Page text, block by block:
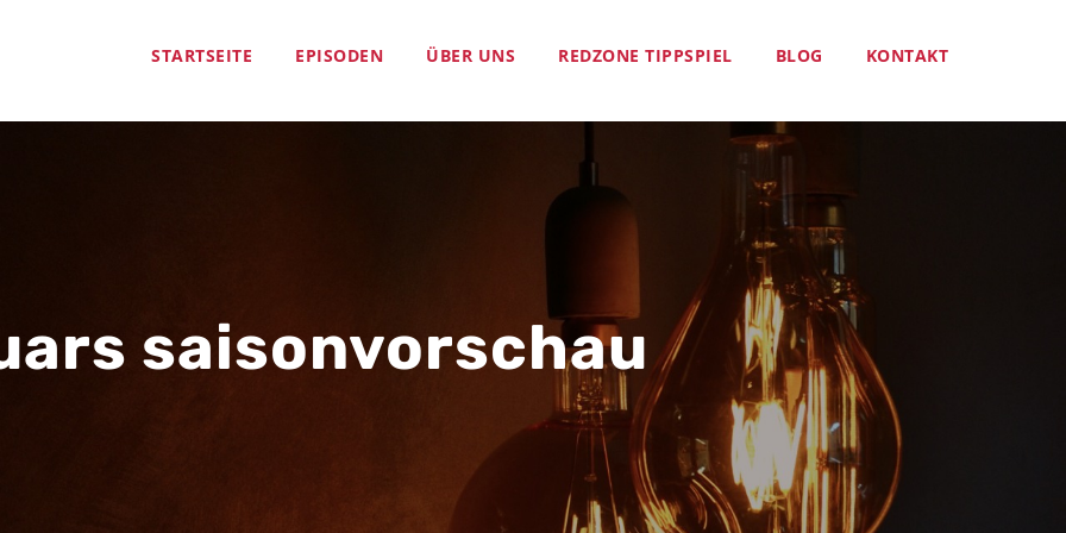
STARTSEITE EPISODEN ÜBER UNS REDZONE TIPPSPIEL BLOG KONTAKT
saisonvorschau